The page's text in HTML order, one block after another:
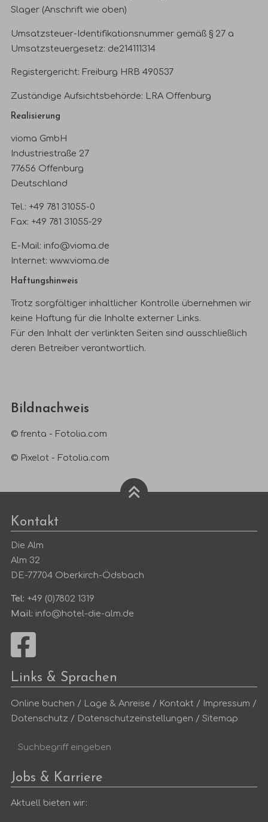
Slager (Anschrift wie oben)
Umsatzsteuer-Identifikationsnummer gemäß § 27 a
Umsatzsteuergesetz: de214111314
Registergericht: Freiburg HRB 490537
Zuständige Aufsichtsbehörde: LRA Offenburg
Realisierung
vioma GmbH
Industriestraße 27
77656 Offenburg
Deutschland
Tel.: +49 781 31055-0
Fax: +49 781 31055-29
E-Mail: info@vioma.de
Internet:www.vioma.de
Haftungshinweis
Trotz sorgfältiger inhaltlicher Kontrolle übernehmen wir
keine Haftung für die Inhalte externer Links.
Für den Inhalt der verlinkten Seiten sind ausschließlich
deren Betreiber verantwortlich.
Bildnachweis
© frenta - Fotolia.com
© Pixelot - Fotolia.com
Kontakt
Die Alm
Alm 32
DE-77704 Oberkirch-Ödsbach
Tel: +49 (0)7802 1319
Mail: info@hotel-die-alm.de
Links & Sprachen
Online buchen / Lage & Anreise / Kontakt / Impressum /
Datenschutz / Datenschutzeinstellungen /Sitemap
Suchbegriff
Jobs & Karriere
Aktuell bieten wir: